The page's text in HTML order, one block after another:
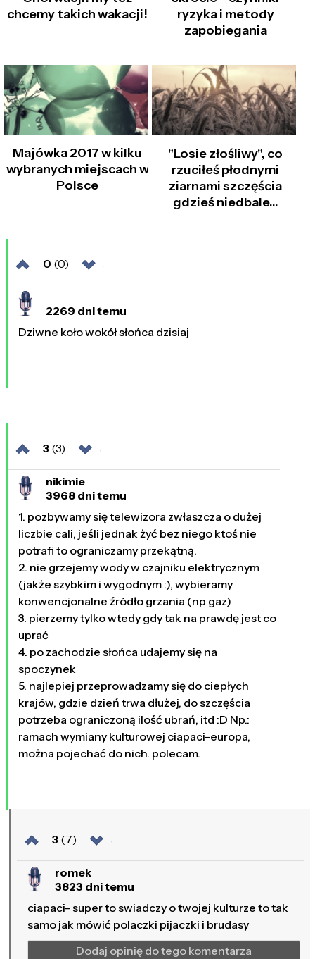
chcemy takich wakacji!
ryzyka i metody
zapobiegania
Majówka 2017 w kilku
wybranych miejscach w
Polsce
"Losie złośliwy", co
rzuciłeś płodnymi
ziarnami szczęścia
gdzieś niedbale...
0 (0)
2269 dni temu
Dziwne koło wokół słońca dzisiaj
3 (3)
nikimie
3968 dni temu
1. pozbywamy się telewizora zwłaszcza o dużej
liczbie cali, jeśli jednak żyć bez niego ktoś nie
potrafi to ograniczamy przekątną.
2. nie grzejemy wody w czajniku elektrycznym
(jakże szybkim i wygodnym :), wybieramy
konwencjonalne źródło grzania (np gaz)
3. pierzemy tylko wtedy gdy tak na prawdę jest co
uprać
4. po zachodzie słońca udajemy się na
spoczynek
5. najlepiej przeprowadzamy się do ciepłych
krajów, gdzie dzień trwa dłużej, do szczęścia
potrzeba ograniczoną ilość ubrań, itd :D Np.:
ramach wymiany kulturowej ciapaci-europa,
można pojechać do nich. polecam.
3 (7)
romek
3823 dni temu
ciapaci- super to swiadczy o twojej kulturze to tak
samo jak mówić polaczki pijaczki i brudasy
Dodaj opinię do tego komentarza